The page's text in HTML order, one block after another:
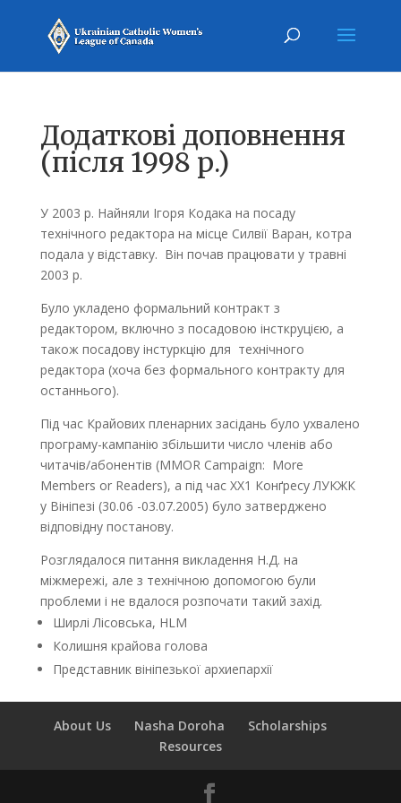
Додаткові доповнення
(після 1998 р.)
У 2003 р. Найняли Ігоря Кодака на посаду
технічного редактора на місце Силвії Варан, котра
подала у відставку. Він почав працювати у травні
2003 р.
Було укладено формальний контракт з
редактором, включно з посадовою інсткруцією, а
також посадову інстуркцію для технічного
редактора (хоча без формального контракту для
останнього).
Під час Крайових пленарних засідань було ухвалено
програму-кампанію збільшити число членів або
читачів/абонентів (MMOR Campaign: More
Members or Readers), а під час ХХ1 Конґресу ЛУКЖК
у Вініпезі (30.06 -03.07.2005) було затверджено
відповідну постанову.
Розглядалося питання викладення Н.Д. на
міжмережі, але з технічною допомогою були
проблеми і не вдалося розпочати такий захід.
Ширлі Лісовська, HLM
Колишня крайова голова
Представник вініпезької архиепархії
About Us Nasha Doroha
Scholarships
Resources